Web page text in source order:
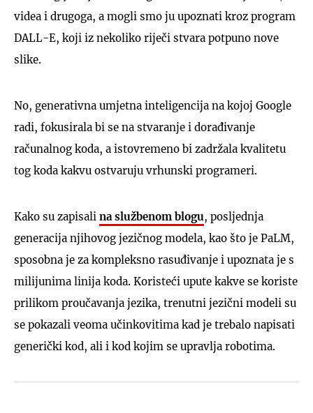
videa i drugoga, a mogli smo ju upoznati kroz program
DALL-E, koji iz nekoliko riječi stvara potpuno nove
slike.
No, generativna umjetna inteligencija na kojoj Google
radi, fokusirala bi se na stvaranje i dorađivanje
računalnog koda, a istovremeno bi zadržala kvalitetu
tog koda kakvu ostvaruju vrhunski programeri.
Kako su zapisali na službenom blogu, posljednja
generacija njihovog jezičnog modela, kao što je PaLM,
sposobna je za kompleksno rasuđivanje i upoznata je s
milijunima linija koda. Koristeći upute kakve se koriste
prilikom proučavanja jezika, trenutni jezični modeli su
se pokazali veoma učinkovitima kad je trebalo napisati
generički kod, ali i kod kojim se upravlja robotima.